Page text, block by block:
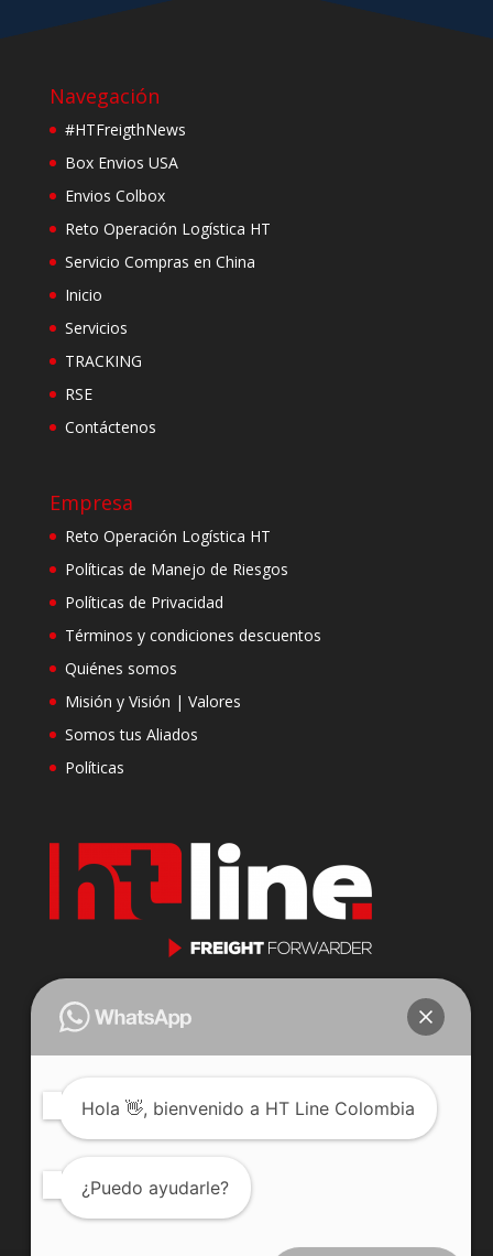
Navegación
#HTFreigthNews
Box Envios USA
Envios Colbox
Reto Operación Logística HT
Servicio Compras en China
Inicio
Servicios
TRACKING
RSE
Contáctenos
Empresa
Reto Operación Logística HT
Políticas de Manejo de Riesgos
Políticas de Privacidad
Términos y condiciones descuentos
Quiénes somos
Misión y Visión | Valores
Somos tus Aliados
Políticas
Cll 23 N 116-31 Oficina 201
Celular: 3222352225
Teléfono: +57 601 7447378
Hola 👋, bienvenido a HT Line Colombia
¿Puedo ayudarle?